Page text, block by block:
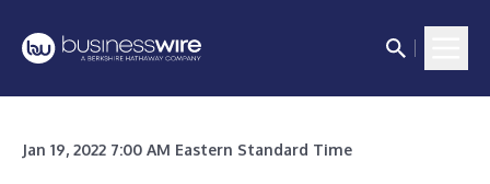
Jan 19, 2022 7:00 AM Eastern Standard Time